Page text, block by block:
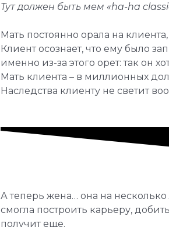
Тут должен быть мем «ha-ha
Мать постоянно орала на
Клиент осознает, что ему было
именно из-за этого орет: так он
Мать клиента – в миллионных
Наследства клиенту не светит
А теперь жена… она на
смогла построить карьеру,
получит еще.